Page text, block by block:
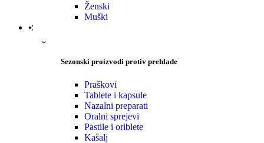
Ženski
Muški
•Sezonski proizvodi
Sezonski proizvodi protiv prehlade
Praškovi
Tablete i kapsule
Nazalni preparati
Oralni sprejevi
Pastile i oriblete
Kašalj